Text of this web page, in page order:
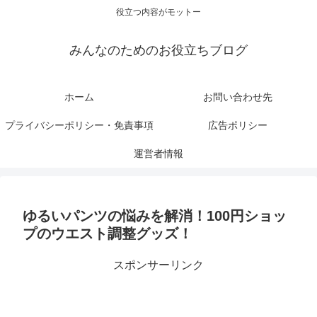
役立つ内容がモットー
みんなのためのお役立ちブログ
ホーム お問い合わせ先
プライバシーポリシー・免責事項 広告ポリシー
運営者情報
ゆるいパンツの悩みを解消！100円ショッ
プのウエスト調整グッズ！
スポンサーリンク